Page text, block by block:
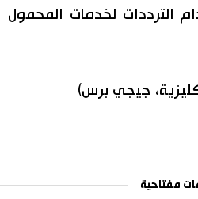
الترددات لخدمات المحمول
جيجي برس)
مفتاحية